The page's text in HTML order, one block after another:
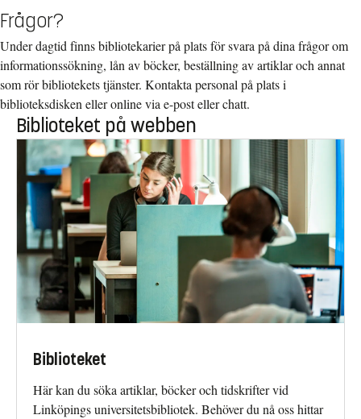
Frågor?
Under dagtid finns bibliotekarier på plats för svara på dina frågor om
informationssökning, lån av böcker, beställning av artiklar och annat
som rör bibliotekets tjänster. Kontakta personal på plats i
biblioteksdisken eller online via e-post eller chatt.
Biblioteket på webben
Biblioteket
Här kan du söka artiklar, böcker och tidskrifter vid
Linköpings universitetsbibliotek. Behöver du nå oss hittar